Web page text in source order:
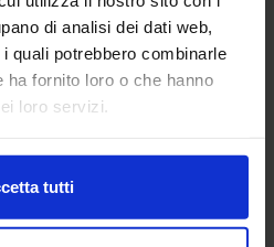
di analisi dei dati web,
quali potrebbero combinarle
fornito loro o che hanno
loro servizi.
tutti
2026 SI
IL SETTORE
SUL LUOGO DI